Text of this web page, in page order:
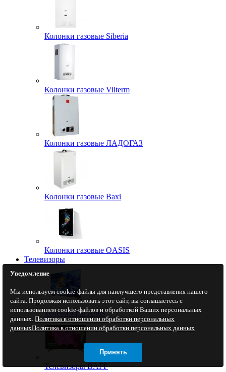
Колонки газовые Siberia
Колонки газовые Vilterm
Колонки газовые ЛАДОГАЗ
Колонки газовые Baxi
Колонки газовые OASIS
Телевизоры
Телевизоры Artus
Телевизоры BAFF
Уведомление
Мы используем cookie-файлы для наилучшего представления нашего
сайта. Продолжая использовать этот сайт, вы соглашаетесь с
использованием cookie-файлов и обработкой Ваших персональных
данных. Политика в отношении обработки персональных
данныхПолитика в отношении обработки персональных данных
Принять